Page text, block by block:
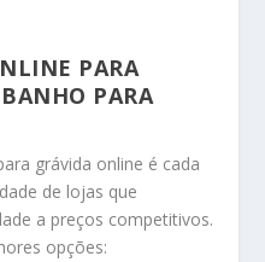
PARA
PARA
grávida online é cada
de lojas que
a preços competitivos.
opções: